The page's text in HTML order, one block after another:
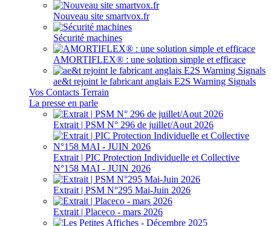
Nouveau site smartvox.fr
Sécurité machines
AMORTIFLEX® : une solution simple et efficace
ae&t rejoint le fabricant anglais E2S Warning Signals
Vos Contacts Terrain
La presse en parle
Extrait | PSM N° 296 de juillet/Aout 2026
Extrait | PIC Protection Individuelle et Collective
N°158 MAI - JUIN 2026
Extrait | PSM N°295 Mai-Juin 2026
Extrait | Placeco - mars 2026